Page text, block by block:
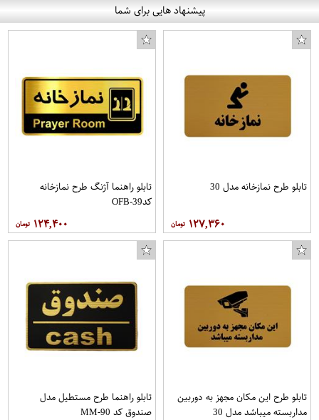
پیشنهاد هایی برای شما
تابلو طرح نمازخانه مدل 30
۱۲۷,۳۶۰
تابلو راهنما آژنگ طرح نمازخانه
کدOFB-39
۱۲۴,۴۰۰
تابلو طرح این مکان مجهز به دوربین
مداربسته میباشد مدل 30
تابلو راهنما طرح مستطیل مدل
صندوق کد MM-90